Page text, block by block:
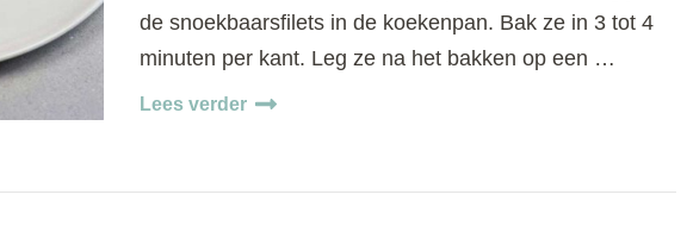
de snoekbaarsfilets in de koekenpan. Bak ze in 3 tot 4
minuten per kant. Leg ze na het bakken op een …
Lees verder